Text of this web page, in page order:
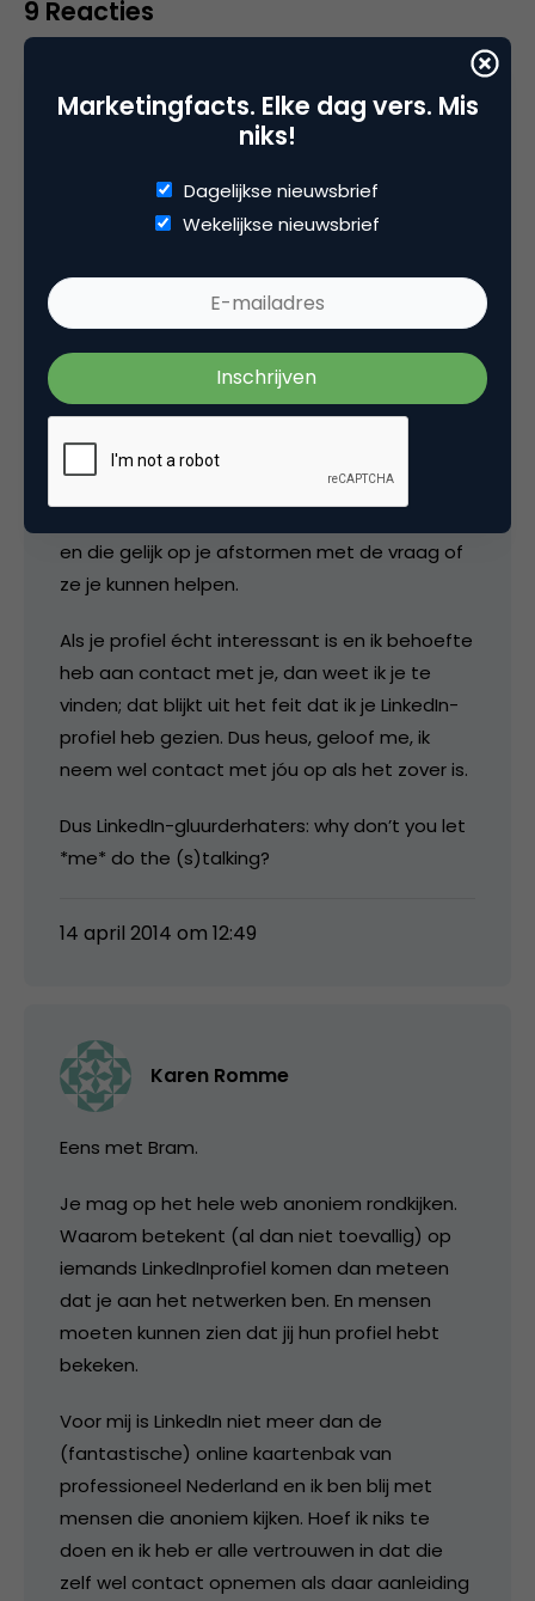
9 Reacties
bramkoster
Eerlijk gezegd zijn al die mensen die hierover
piepen precies de mensen waarom ik m’n
LinkedIn steeds minder interessant vind.
Als ik iemands profiel bekijk, kan dat 1001
redenen hebben. Ik word er dan ook heel
zenuwachtig van als ik dan gelijk benaderd
wordt per mail met de vraag “kan ik iets voor
je betekenen?”. Dat zijn de verkopers in de
en die gelijk op je afstormen met de vraag of
ze je kunnen helpen.
Als je profiel écht interessant is en ik behoefte
heb aan contact met je, dan weet ik je te
vinden; dat blijkt uit het feit dat ik je LinkedIn-
profiel heb gezien. Dus heus, geloof me, ik
neem wel contact met jóu op als het zover is.
Dus LinkedIn-gluurderhaters: why don’t you let
*me* do the (s)talking?
14 april 2014 om 12:49
Karen Romme
Eens met Bram.
Je mag op het hele web anoniem rondkijken.
Waarom betekent (al dan niet toevallig) op
iemands LinkedInprofiel komen dan meteen
dat je aan het netwerken ben. En mensen
moeten kunnen zien dat jij hun profiel hebt
bekeken.
Voor mij is LinkedIn niet meer dan de
(fantastische) online kaartenbak van
professioneel Nederland en ik ben blij met
mensen die anoniem kijken. Hoef ik niks te
doen en ik heb er alle vertrouwen in dat die
zelf wel contact opnemen als daar aanleiding
Marketingfacts. Elke dag vers. Mis
niks!
Dagelijkse nieuwsbrief
Wekelijkse nieuwsbrief